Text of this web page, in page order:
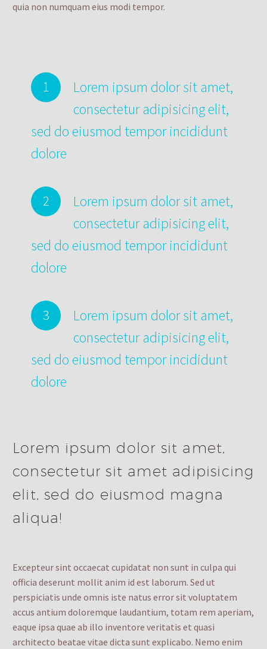
quia non numquam eius modi tempor.
1
Lorem ipsum dolor sit amet,
consectetur adipisicing elit,
sed do eiusmod tempor incididunt
dolore
2
Lorem ipsum dolor sit amet,
consectetur adipisicing elit,
sed do eiusmod tempor incididunt
dolore
3
Lorem ipsum dolor sit amet,
consectetur adipisicing elit,
sed do eiusmod tempor incididunt
dolore
Lorem ipsum dolor sit amet,
consectetur sit amet adipisicing
elit, sed do eiusmod magna
aliqua!
Excepteur sint occaecat cupidatat non sunt in culpa qui
officia deserunt mollit anim id est laborum. Sed ut
perspiciatis unde omnis iste natus error sit voluptatem
accus antium doloremque laudantium, totam rem aperiam,
eaque ipsa quae ab illo inventore veritatis et quasi
architecto beatae vitae dicta sunt explicabo. Nemo enim